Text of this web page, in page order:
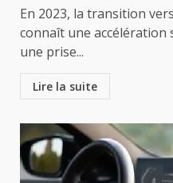
En 2023, la transition
connaît une
une prise...
Lire la suite